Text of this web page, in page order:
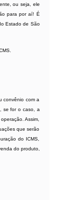
ou seja, ele
para por aí! É
Estado de São
convênio com a
se for o caso, a
Assim,
que serão
do ICMS,
do produto,